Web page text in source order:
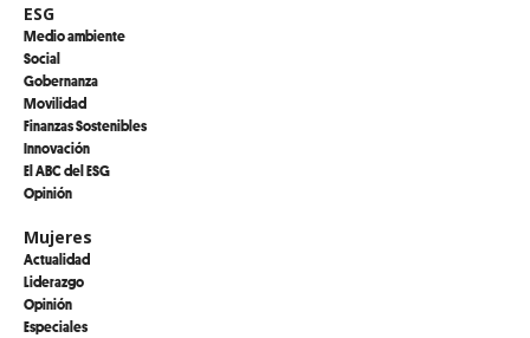
ESG
Medio ambiente
Social
Gobernanza
Movilidad
Finanzas Sostenibles
Innovación
El ABC del ESG
Opinión
Mujeres
Actualidad
Liderazgo
Opinión
Especiales